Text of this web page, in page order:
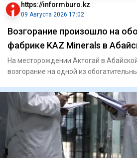
https://informburo.kz
09 Августа 2026 17:02
Возгорание произошло на
фабрике KAZ Minerals в
На месторождении Актогай в
возгорание на одной из